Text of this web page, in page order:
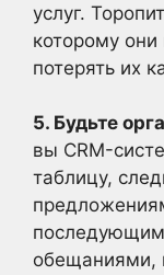
услуг.
которому
потерять их
5. Будьте
вы CRM-
таблицу,
обещаниями,